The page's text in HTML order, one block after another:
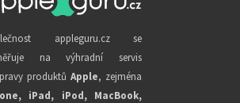
appleguru.cz se
na výhradní servis
produktů Apple, zejména
iPad, iPod, MacBook,